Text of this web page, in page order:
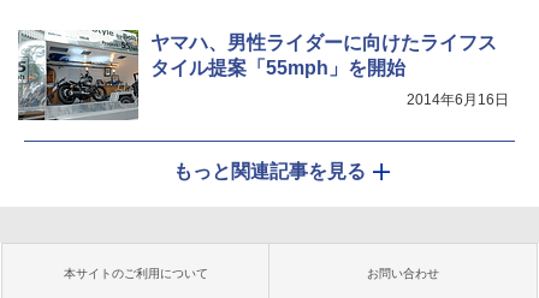
ヤマハ、男性ライダーに向けたライフス
タイル提案「55mph」を開始
2014年6月16日
もっと関連記事を見る
本サイトのご利用について お問い合わせ